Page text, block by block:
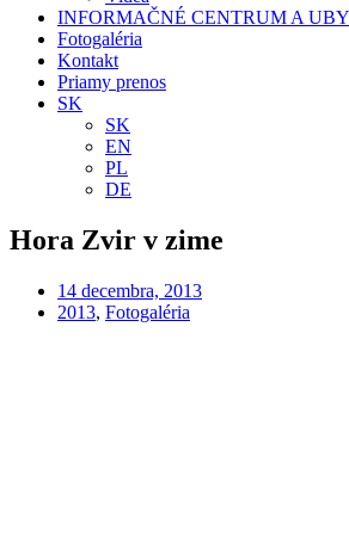
INFORMAČNÉ CENTRUM A
Fotogaléria
Kontakt
Priamy prenos
SK
SK
EN
PL
DE
Hora Zvir v zime
14 decembra, 2013
2013, Fotogaléria